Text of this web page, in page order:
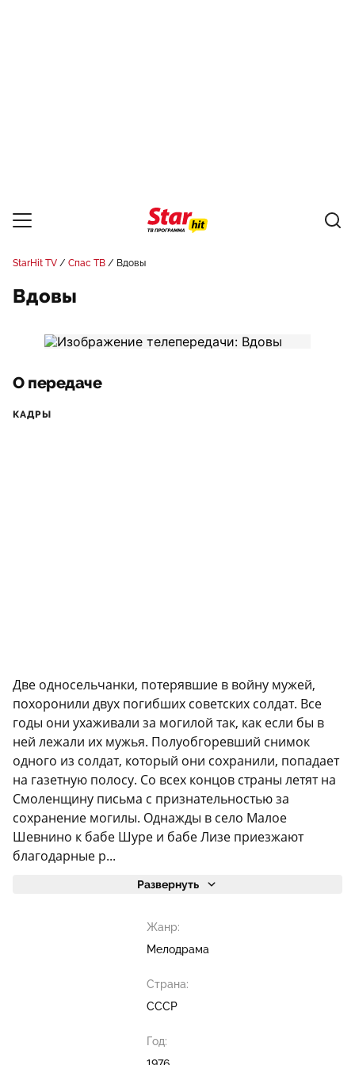
StarHit TV Спас ТВ Вдовы
Вдовы
О передаче
КАДРЫ
Две односельчанки, потерявшие в войну мужей,
похоронили двух погибших советских солдат. Все
годы они ухаживали за могилой так, как если бы в
ней лежали их мужья. Полуобгоревший снимок
одного из солдат, который они сохранили, попадает
на газетную полосу. Со всех концов страны летят на
Смоленщину письма с признательностью за
сохранение могилы. Однажды в село Малое
Шевнино к бабе Шуре и бабе Лизе приезжают
благодарные р...
Развернуть
Жанр:
Мелодрама
Страна:
СССР
Год: